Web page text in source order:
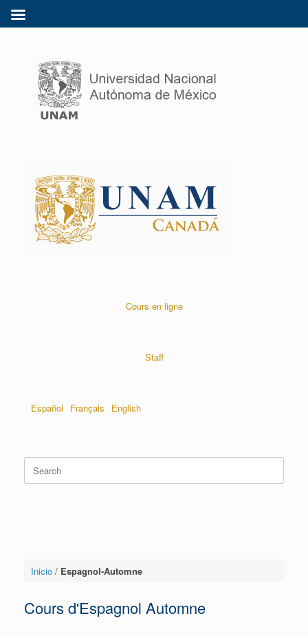
Cours en ligne
Staff
Español Français English
Inicio/ Espagnol-Automne
Cours d'Espagnol Automne